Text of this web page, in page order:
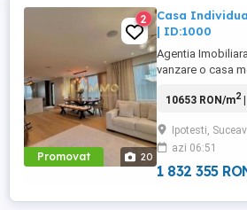
Promovat 20
2
Casa
| ID:1000
Agentia
vanzare o casa
linistita. Aceasta
complet mobilata
tot confortul unei
Caracteristici
10653 RON/m2|
Ipotesti,
azi 06:51
1 832 355